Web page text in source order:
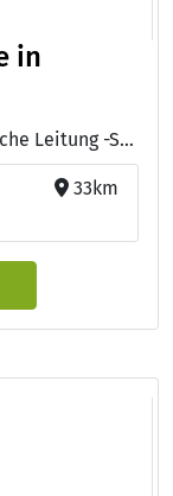
in
Ärzte: M. Shahdoust Moghadam, Ärztliche Leitung -Schwerpunkt Hämatologie und Onkologie - Dr. med. Susanne Meer, Fachärztin mit Schwerpunkt Hämatologie und Onkologie - Sandor Bako, Facharzt für Innere Medizin, Schwerpunkt Hämatologie und Onkologie, Palliativmedizin - Dr. med. Carolin von Sachs, Fachärztin für Innere Medizin, Palliativmedizin, hausärztliche Versorgung
33km